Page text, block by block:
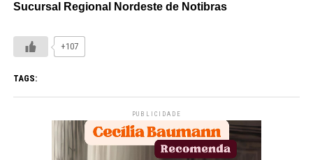
Sucursal Regional Nordeste de Notibras
+107
TAGS:
PUBLICIDADE